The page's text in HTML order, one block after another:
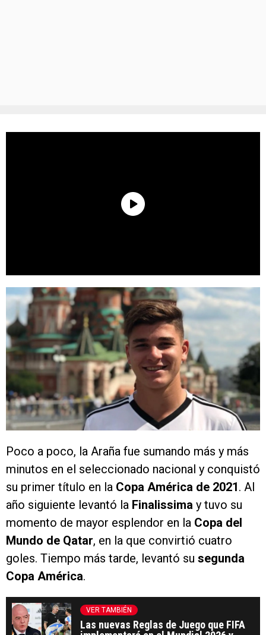
Poco a poco, la Araña fue sumando más y más
minutos en el seleccionado nacional y conquistó
su primer título en la Copa América de 2021. Al
año siguiente levantó la Finalissima y tuvo su
momento de mayor esplendor en la Copa del
Mundo de Qatar, en la que convirtió cuatro
goles. Tiempo más tarde, levantó su segunda
Copa América.
VER TAMBIÉN
Las nuevas Reglas de Juego que FIFA